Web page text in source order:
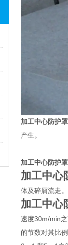
加工中心防护罩
产生。
加工中心防护罩
加工中心
体及碎屑流走。
加工中心
速度30m/min
的节数对其比